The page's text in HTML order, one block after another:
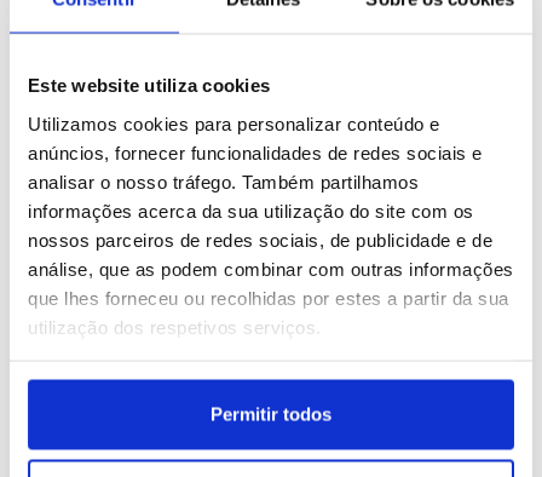
Este website utiliza cookies
Utilizamos cookies para personalizar conteúdo e
anúncios, fornecer funcionalidades de redes sociais e
analisar o nosso tráfego. Também partilhamos
informações acerca da sua utilização do site com os
nossos parceiros de redes sociais, de publicidade e de
análise, que as podem combinar com outras informações
que lhes forneceu ou recolhidas por estes a partir da sua
utilização dos respetivos serviços.
Permitir todos
Farioli diz que FC Porto
está em boa forma para
conquistar Supertaça
ID: 47550555 Date: 31/07/2026 23:21
Torreense preparado para
enfrentar FC Porto na
Supertaça – Luís Tralhão
(editado)
ID: 47550368